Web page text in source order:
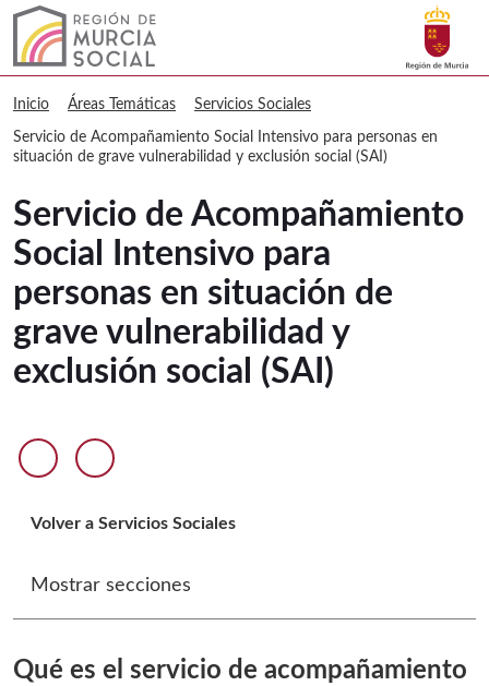
Murcia Social Servicio de Buscar
Inicio Áreas Temáticas Servicios Sociales
Servicio de Acompañamiento Social Intensivo para personas en
situación de grave vulnerabilidad y exclusión social (SAI)
Servicio de Acompañamiento
Social Intensivo para
personas en situación de
grave vulnerabilidad y
exclusión social (SAI)
Anterior diapositiva
Siguiente diapositiva
Volver a Servicios Sociales
Mostrar secciones
Qué es el servicio de acompañamiento